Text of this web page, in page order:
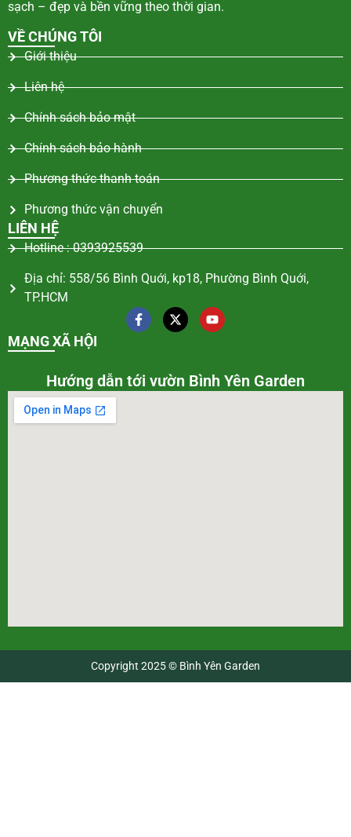
sạch – đẹp và bền vững theo thời gian.
VỀ CHÚNG TÔI
Giới thiệu
Liên hệ
Chính sách bảo mật
Chính sách bảo hành
Phương thức thanh toán
Phương thức vận chuyển
LIÊN HỆ
Hotline : 0393925539
Địa chỉ: 558/56 Bình Quới, kp18, Phường Bình Quới,
TP.HCM
MẠNG XÃ HỘI
Hướng dẫn tới vườn Bình Yên Garden
Copyright 2025 © Bình Yên Garden